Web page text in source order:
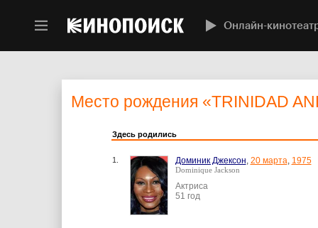
Онлайн-
Место рождения «TRINIDAD
Здесь родились
1. Доминик Джексон, 20 марта, 1975
Dominique Jackson
Актриса
51 год